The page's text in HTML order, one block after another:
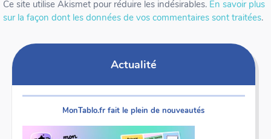
Ce site utilise Akismet pour réduire les indésirables. En savoir plus
sur la façon dont les données de vos commentaires sont traitées.
Actualité
MonTablo.fr fait le plein de nouveautés